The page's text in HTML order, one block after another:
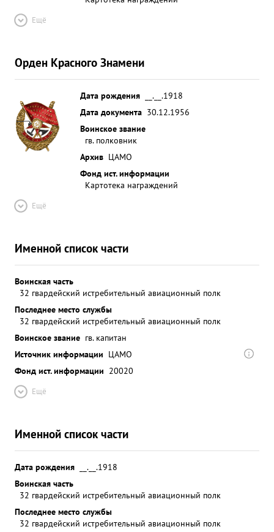
Ещё
Орден Красного Знамени
Дата рождения
__.__.1918
Дата документа 30.12.1956
Воинское звание
гв. полковник
Архив ЦАМО
Фонд ист. информации
Картотека награждений
Ещё
Именной список части
Воинская часть
32 гвардейский истребительный авиационный полк
Последнее место службы
32 гвардейский истребительный авиационный полк
Воинское звание гв. капитан
Источник информации ЦАМО
Фонд ист. информации 20020
Ещё
Именной список части
Дата рождения
__.__.1918
Воинская часть
32 гвардейский истребительный авиационный полк
Последнее место службы
32 гвардейский истребительный авиационный полк